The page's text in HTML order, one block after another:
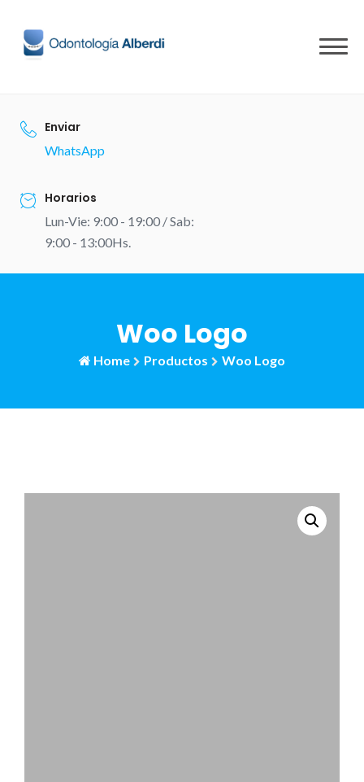
content
Enviar
WhatsApp
Horarios
Lun-Vie: 9:00 - 19:00 / Sab:
9:00 - 13:00Hs.
Woo Logo
Home Productos Woo Logo